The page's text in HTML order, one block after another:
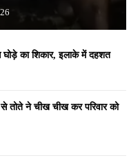
घोड़े का शिकार, इलाके में दहशत
से तोते ने चीख चीख कर परिवार को